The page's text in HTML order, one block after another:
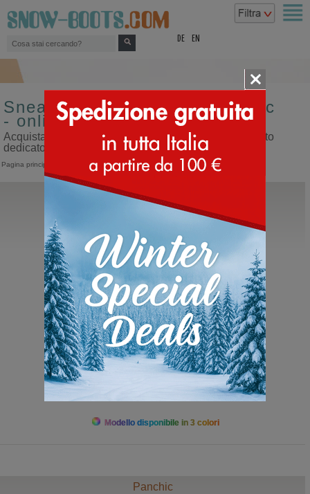
DE EN
Sneakers alte da uomo Panchic
- online shop
Acquista sneakers alte da uomo Panchic sul nostro sito
dedicato ai doposci
Pagina principale >Sneakers >Alte> Panchic
Panchic
Polacco Uomo P01 Pelo
Modello disponibile in 3 colori
Panchic